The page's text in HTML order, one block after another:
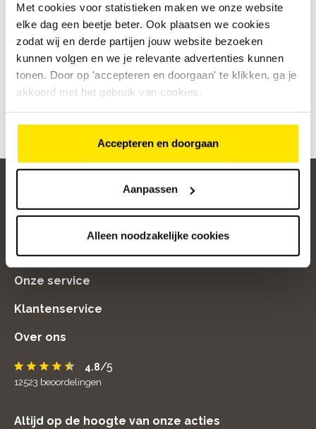
Met cookies voor statistieken maken we onze website
elke dag een beetje beter. Ook plaatsen we cookies
zodat wij en derde partijen jouw website bezoeken
kunnen volgen en we je relevante advertenties kunnen
tonen. Door op 'accepteren en doorgaan' te klikken, ga je
akkoord met het gebruik van cookies.
Accepteren en doorgaan
Aanpassen
Alleen noodzakelijke cookies
Alles over e-bikes
Van theorie tot tips Altijd op de
Populaire categorieën
Onze service
Klantenservice
Over ons
4.8/5
12523 beoordelingen
Altijd op de hoogte van onze acties